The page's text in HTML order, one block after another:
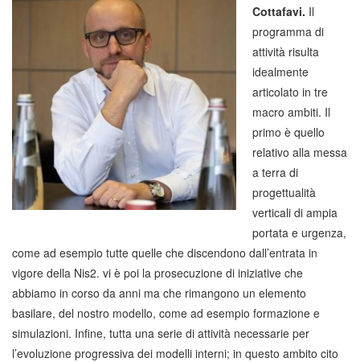
Cottafavi. Il
programma di
attività risulta
idealmente
articolato in tre
macro ambiti. Il
primo è quello
relativo alla messa
a terra di
progettualità
verticali di ampia
portata e urgenza,
come ad esempio tutte quelle che discendono dall’entrata in
vigore della Nis2. vi è poi la prosecuzione di iniziative che
abbiamo in corso da anni ma che rimangono un elemento
basilare, del nostro modello, come ad esempio formazione e
simulazioni. Infine, tutta una serie di attività necessarie per
l’evoluzione progressiva dei modelli interni; in questo ambito cito